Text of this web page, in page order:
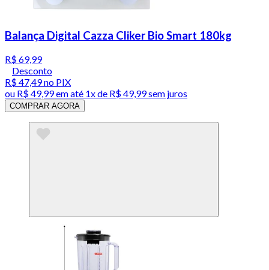
Balança Digital Cazza Cliker Bio Smart 180kg
R$ 69,99
Desconto
R$ 47,49no PIX
ou R$ 49,99em até 1x de R$ 49,99sem juros
COMPRAR AGORA